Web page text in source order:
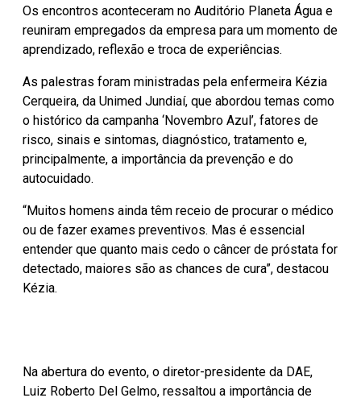
Os encontros aconteceram no Auditório Planeta Água e
reuniram empregados da empresa para um momento de
aprendizado, reflexão e troca de experiências.
As palestras foram ministradas pela enfermeira Kézia
Cerqueira, da Unimed Jundiaí, que abordou temas como
o histórico da campanha ‘Novembro Azul’, fatores de
risco, sinais e sintomas, diagnóstico, tratamento e,
principalmente, a importância da prevenção e do
autocuidado.
“Muitos homens ainda têm receio de procurar o médico
ou de fazer exames preventivos. Mas é essencial
entender que quanto mais cedo o câncer de próstata for
detectado, maiores são as chances de cura”, destacou
Kézia.
Na abertura do evento, o diretor-presidente da DAE,
Luiz Roberto Del Gelmo, ressaltou a importância de